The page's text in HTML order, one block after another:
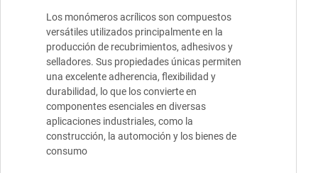
Los monómeros acrílicos son compuestos
versátiles utilizados principalmente en la
producción de recubrimientos, adhesivos y
selladores. Sus propiedades únicas permiten
una excelente adherencia, flexibilidad y
durabilidad, lo que los convierte en
componentes esenciales en diversas
aplicaciones industriales, como la
construcción, la automoción y los bienes de
consumo